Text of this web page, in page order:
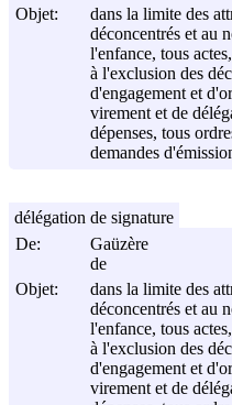
Objet:
dans la limite des
déconcentrés et au
l'enfance, tous
à l'exclusion des
d'engagement et
virement et de
dépenses, tous
demandes
De:
Gaüzère
de
Objet:
dans la limite des
déconcentrés et au
l'enfance, tous
à l'exclusion des
d'engagement et
virement et de
délégation de signature